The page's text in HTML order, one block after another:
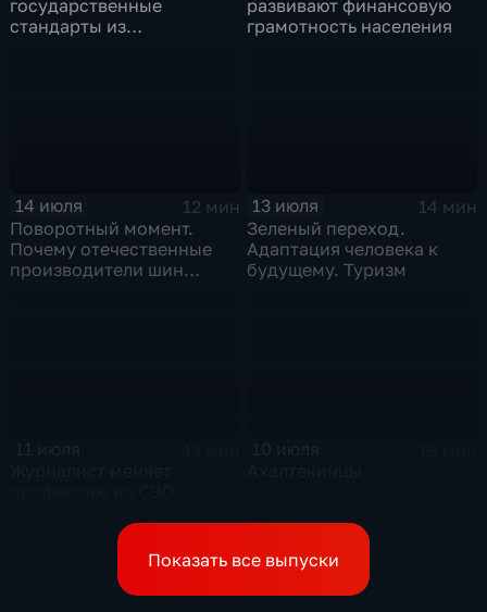
государственные
стандарты из
развивают финансовую
грамотность населения
14 июля
12 мин
Поворотный момент.
Почему отечественные
производители шин
13 июля
14 мин
Зеленый переход.
Адаптация человека к
будущему. Туризм
подписавшего контракт
Показать все выпуски